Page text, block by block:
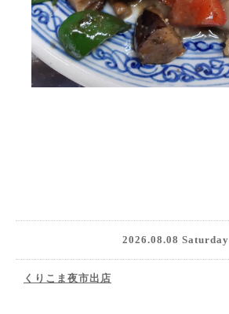
2026.08.08 Saturday
くりこま夜市出店